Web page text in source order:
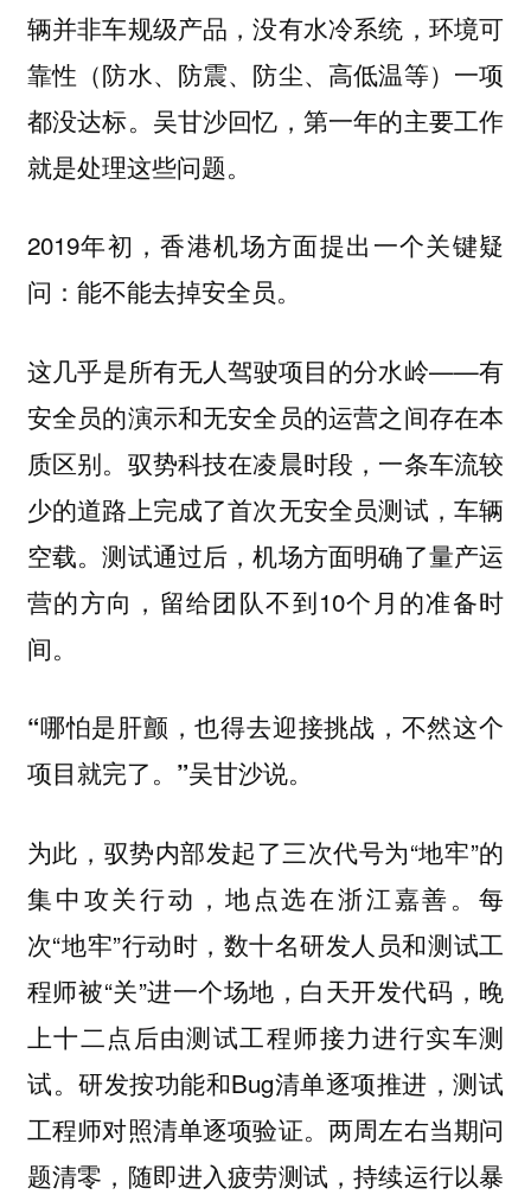
辆并非车规级产品，没有水冷系统，环境可
靠性（防水、防震、防尘、高低温等）一项
都没达标。吴甘沙回忆，第一年的主要工作
就是处理这些问题。
2019年初，香港机场方面提出一个关键疑
问：能不能去掉安全员。
这几乎是所有无人驾驶项目的分水岭——有
安全员的演示和无安全员的运营之间存在本
质区别。驭势科技在凌晨时段，一条车流较
少的道路上完成了首次无安全员测试，车辆
空载。测试通过后，机场方面明确了量产运
营的方向，留给团队不到10个月的准备时
间。
“哪怕是肝颤，也得去迎接挑战，不然这个
项目就完了。”吴甘沙说。
为此，驭势内部发起了三次代号为“地牢”的
集中攻关行动，地点选在浙江嘉善。每
次“地牢”行动时，数十名研发人员和测试工
程师被“关”进一个场地，白天开发代码，晚
上十二点后由测试工程师接力进行实车测
试。研发按功能和Bug清单逐项推进，测试
工程师对照清单逐项验证。两周左右当期问
题清零，随即进入疲劳测试，持续运行以暴